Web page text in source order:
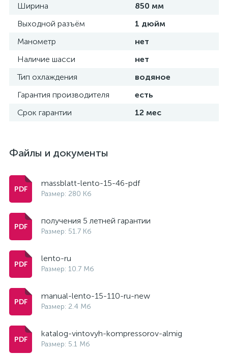
Ширина
850 мм
Выходной разъём
1 дюйм
Манометр
нет
Наличие шасси
нет
Тип охлаждения
водяное
Гарантия производителя
есть
Срок гарантии
12 мес
Файлы и документы
massblatt-lento-15-46-pdf
Размер: 280 Кб
получения 5 летней гарантии
Размер: 51.7 Кб
lento-ru
Размер: 10.7 Мб
manual-lento-15-110-ru-new
Размер: 2.4 Мб
katalog-vintovyh-kompressorov-almig
Размер: 5.1 Мб